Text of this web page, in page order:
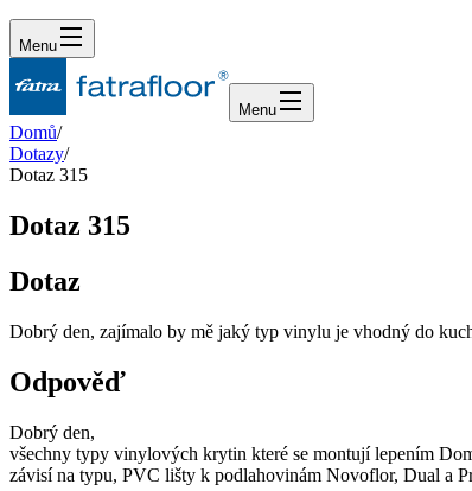
Menu
Menu
Domů/
Dotazy/
Dotaz 315
Dotaz 315
Dotaz
Dobrý den, zajímalo by mě jaký typ vinylu je vhodný do
Odpověď
Dobrý den,
všechny typy vinylových krytin které se montují lepením
závisí na typu, PVC lišty k podlahovinám Novoflor, Dual a